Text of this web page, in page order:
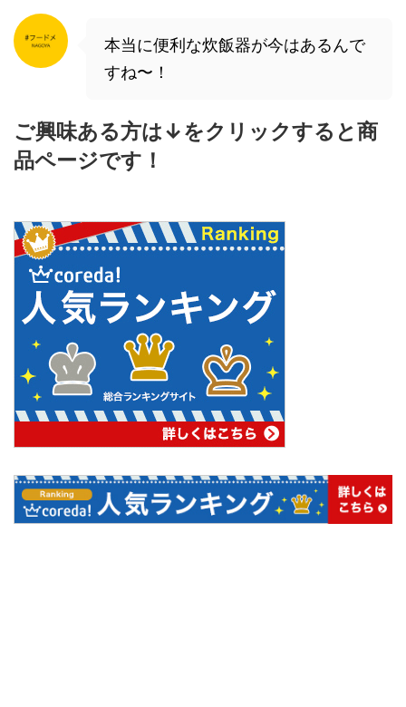
本当に便利な炊飯器が今はあるんで
すね〜！
ご興味ある方は↓をクリックすると商
品ページです！